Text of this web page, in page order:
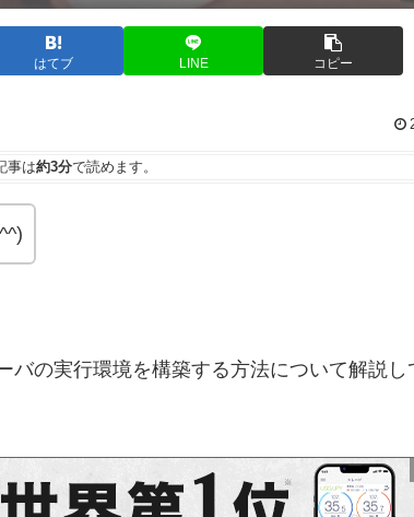
はてブ LINE コピー
事は約3分で読めます。
の実行環境を構築する方法について解説し